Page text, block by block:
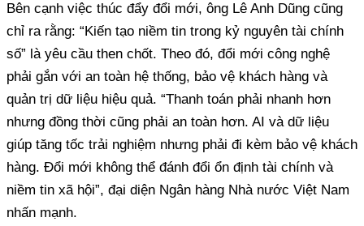
Bên cạnh việc thúc đẩy đổi mới, ông Lê Anh Dũng cũng
chỉ ra rằng: “Kiến tạo niềm tin trong kỷ nguyên tài chính
số” là yêu cầu then chốt. Theo đó, đổi mới công nghệ
phải gắn với an toàn hệ thống, bảo vệ khách hàng và
quản trị dữ liệu hiệu quả. “Thanh toán phải nhanh hơn
nhưng đồng thời cũng phải an toàn hơn. AI và dữ liệu
giúp tăng tốc trải nghiệm nhưng phải đi kèm bảo vệ khách
hàng. Đổi mới không thể đánh đổi ổn định tài chính và
niềm tin xã hội”, đại diện Ngân hàng Nhà nước Việt Nam
nhấn mạnh.